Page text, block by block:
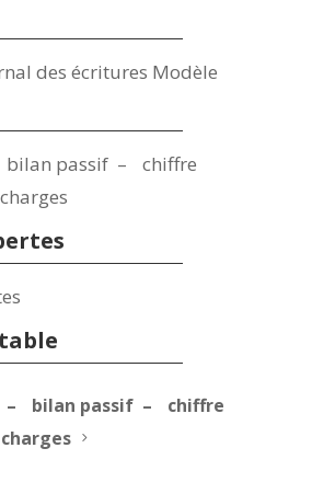
des écritures Modèle
passif – chiffre
– bilan passif – chiffre
5